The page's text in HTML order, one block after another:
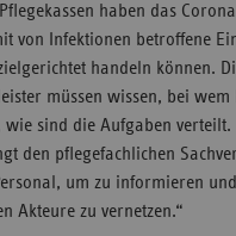
haben das
von Infektionen betroffene
handeln können.
müssen wissen, bei
wie sind die Aufgaben verteilt.
den pflegefachlichen
um zu informieren
Akteure zu vernetzen.“